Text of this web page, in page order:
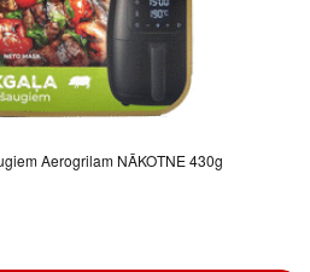
Aerogrilam NĀKOTNE 430g